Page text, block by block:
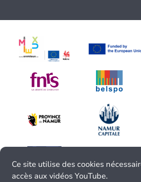
Ce site utilise des cookies
accès aux vidéos YouTube.